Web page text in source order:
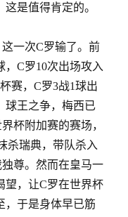
是值得肯定的。
一次C罗输了。前
，C罗10次出场攻入
赛，C罗3战1球出
球王之争，梅西已
杯附加赛的赛场，
杀瑞典，带队杀入
尊。然而在皇马一
望，让C罗在世界杯
，于是身体早已筋